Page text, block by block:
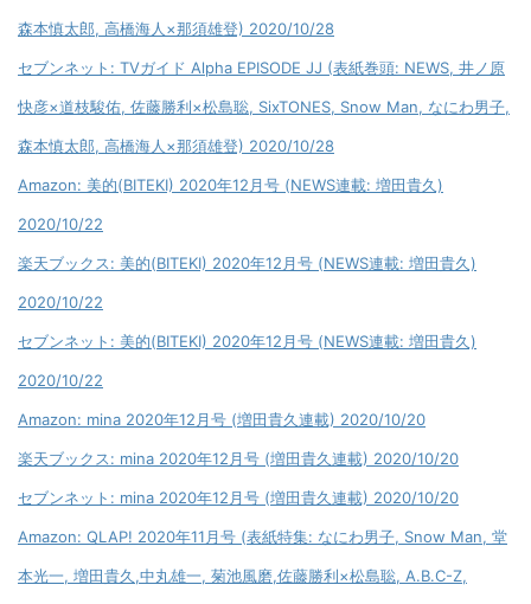
森本慎太郎, 高橋海人×那須雄登) 2020/10/28
セブンネット: TVガイド Alpha EPISODE JJ (表紙巻頭: NEWS, 井ノ原
快彦×道枝駿佑, 佐藤勝利×松島聡, SixTONES, Snow Man, なにわ男子,
森本慎太郎, 高橋海人×那須雄登) 2020/10/28
Amazon: 美的(BITEKI) 2020年12月号 (NEWS連載: 増田貴久)
2020/10/22
楽天ブックス: 美的(BITEKI) 2020年12月号 (NEWS連載: 増田貴久)
2020/10/22
セブンネット: 美的(BITEKI) 2020年12月号 (NEWS連載: 増田貴久)
2020/10/22
Amazon: mina 2020年12月号 (増田貴久連載) 2020/10/20
楽天ブックス: mina 2020年12月号 (増田貴久連載) 2020/10/20
セブンネット: mina 2020年12月号 (増田貴久連載) 2020/10/20
Amazon: QLAP! 2020年11月号 (表紙特集: なにわ男子, Snow Man, 堂
本光一, 増田貴久,中丸雄一, 菊池風磨,佐藤勝利×松島聡, A.B.C-Z,